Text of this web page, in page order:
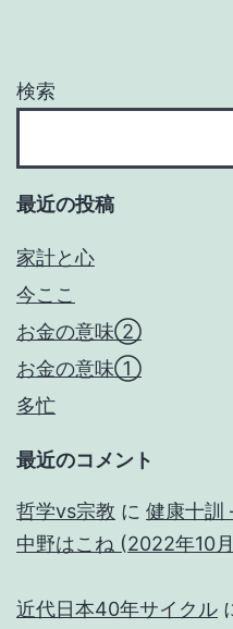
ョ
検索
最近の投稿
家計と心
今ここ
お金の意味②
お金の意味①
多忙
最近のコメント
哲学vs宗教 に 健康十訓
中野はこね (2022年10月
近代日本40年サイクル